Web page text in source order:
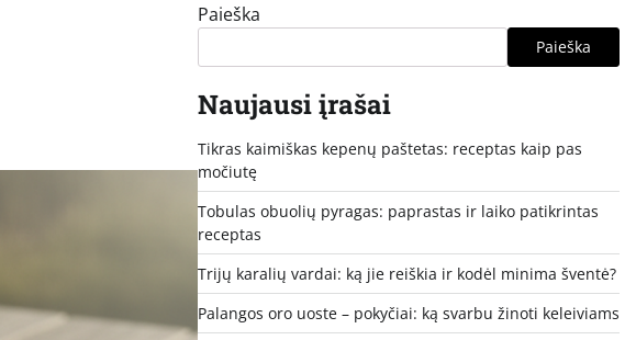
Paieška
Paieška
Naujausi įrašai
Tikras kaimiškas kepenų paštetas: receptas kaip pas
močiutę
Tobulas obuolių pyragas: paprastas ir laiko patikrintas
receptas
Trijų karalių vardai: ką jie reiškia ir kodėl minima šventė?
Palangos oro uoste – pokyčiai: ką svarbu žinoti keleiviams